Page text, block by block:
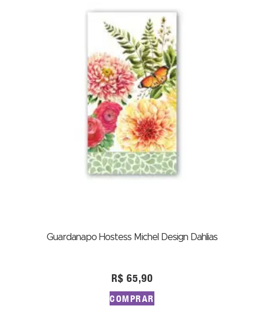
Guardanapo Hostess Michel Design Dahlias
R$ 65,90
COMPRAR